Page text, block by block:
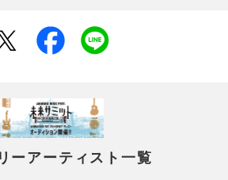
ーアーティスト一覧